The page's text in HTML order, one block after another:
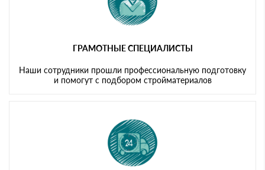
ГРАМОТНЫЕ СПЕЦИАЛИСТЫ
Наши сотрудники прошли профессиональную подготовку
и помогут с подбором стройматериалов